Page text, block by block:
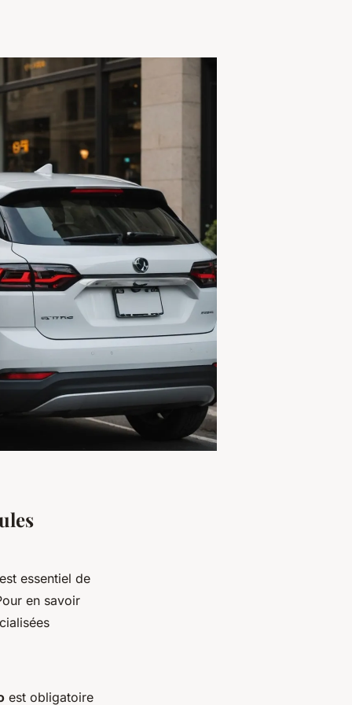
essentiel de
en savoir
est obligatoire